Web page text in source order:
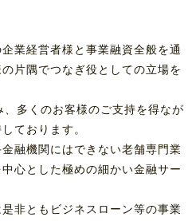
業経営者様と事業融資全般を通
片隅でつなぎ役としての立場を
多くのお客様のご支持を得なが
ております。
融機関にはできない老舗専門業
心とした極めの細かい金融サー
非ともビジネスローン等の事業